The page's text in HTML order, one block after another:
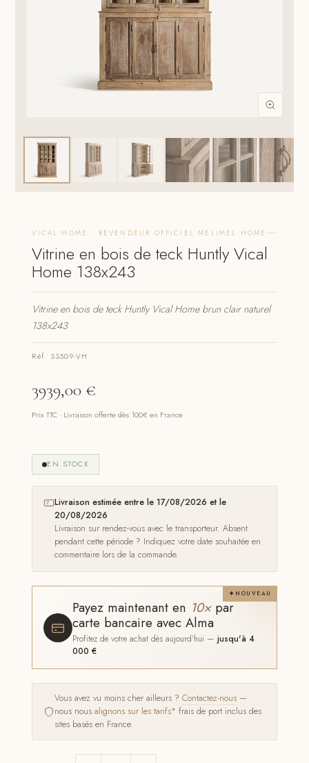
VICAL HOME · REVENDEUR OFFICIEL MELIMEL HOME
Vitrine en bois de teck Huntly Vical
Home 138x243
Vitrine en bois de teck Huntly Vical Home brun clair naturel
138x243
Réf. 33509-VH
3939,00 €
Prix TTC · Livraison offerte dès 100€ en France
EN STOCK
Livraison estimée entre le 17/08/2026 et le
20/08/2026
Livraison sur rendez-vous avec le transporteur. Absent
pendant cette période ? Indiquez votre date souhaitée en
commentaire lors de la commande.
NOUVEAU
Payez maintenant en 10×par
carte bancaire avec Alma
Profitez de votre achat dès aujourd'hui —jusqu'à 4
000 €
Vous avez vu moins cher ailleurs ?Contactez-nous —
nous nousalignons sur les tarifs* frais de port inclus des
sites basés en France.